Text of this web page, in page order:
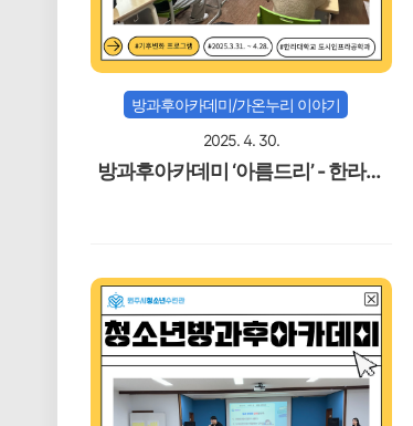
방과후아카데미/가온누리 이야기
2025. 4. 30.
방과후아카데미 ‘아름드리’ - 한라대